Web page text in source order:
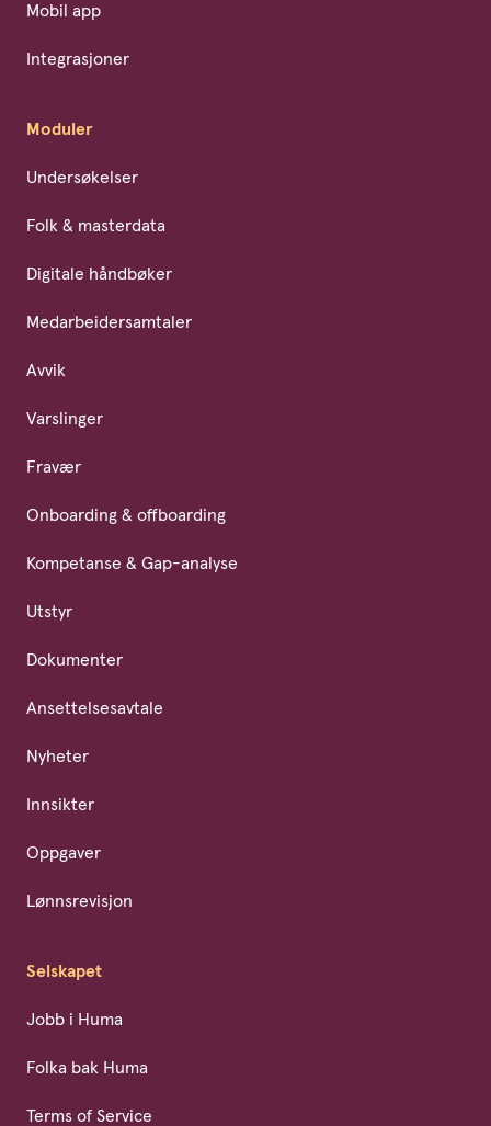
Mobil app
Integrasjoner
Moduler
Undersøkelser
Folk & masterdata
Digitale håndbøker
Medarbeidersamtaler
Avvik
Varslinger
Fravær
Onboarding & offboarding
Kompetanse & Gap-analyse
Utstyr
Dokumenter
Ansettelsesavtale
Nyheter
Innsikter
Oppgaver
Lønnsrevisjon
Selskapet
Jobb i Huma
Folka bak Huma
Terms of Service